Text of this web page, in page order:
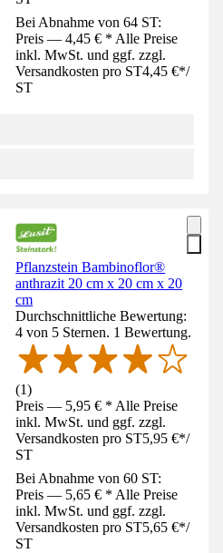
Bei Abnahme von 64 ST:
Preis — 4,45 € * Alle Preise
inkl. MwSt. und ggf. zzgl.
Versandkosten pro ST4,45 €*/
ST
Pflanzstein Bambinoflor®
anthrazit 20 cm x 20 cm x 20
cm
Durchschnittliche Bewertung:
4 von 5 Sternen. 1 Bewertung.
(1)
Preis — 5,95 € * Alle Preise
inkl. MwSt. und ggf. zzgl.
Versandkosten pro ST5,95 €*/
ST
Bei Abnahme von 60 ST:
Preis — 5,65 € * Alle Preise
inkl. MwSt. und ggf. zzgl.
Versandkosten pro ST5,65 €*/
ST